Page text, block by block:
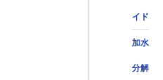
イド
加水
分解